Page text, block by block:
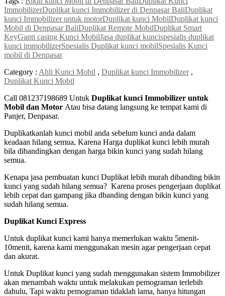
ImmobilizerDuplikat kunci Immobilizer di Denpasar BaliDuplikat
kunci Immobilizer untuk motorDuplikat kunci MobilDuplikat kunci
Mobil di Denpasar BaliDuplikat Remote MobilDuplikat Smart
KeyGanti casing Kunci MobilJasa duplikat kuncispesialis duplikat
kunci immobilizerSpesialis Duplikat kunci mobilSpesialis Kunci
mobil di Denpasar
Category : Ahli Kunci Mobil , Duplikat kunci Immobilizer,
Duplikat Kunci Mobil
Call 081237198689 Untuk Duplikat kunci Immobilizer untuk
Mobil dan Motor Atau bisa datang langsung ke tempat kami di
Panjer, Denpasar.
Duplikatkanlah kunci mobil anda sebelum kunci anda dalam
keadaan hilang semua, Karena Harga duplikat kunci lebih murah
bila dibandingkan dengan harga bikin kunci yang sudah hilang
semua.
Kenapa jasa pembuatan kunci Duplikat lebih murah dibanding bikin
kunci yang sudah hilang semua? Karena proses pengerjaan duplikat
lebih cepat dan gampang jika dbanding dengan bikin kunci yang
sudah hilang semua.
Duplikat Kunci Express
Untuk duplikat kunci kami hanya memerlukan waktu 5menit-
10menit, karena kami menggunakan mesin agar pengerjaan cepat
dan akurat.
Untuk Duplikat kunci yang sudah menggunakan sistem Immobilizer
akan menambah waktu untuk melakukan pemograman terlebih
dahulu, Tapi waktu pemograman tidaklah lama, hanya hitungan